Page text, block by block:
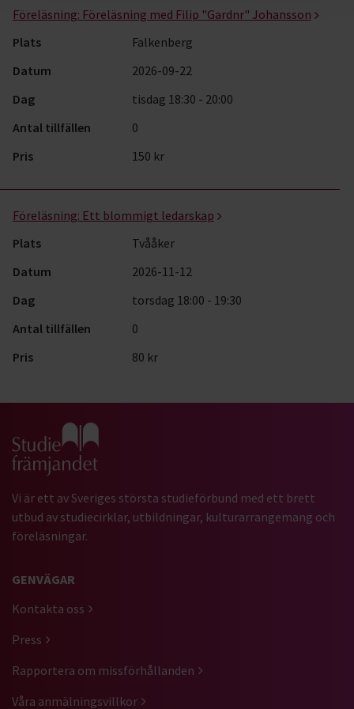
Föreläsning: Föreläsning med Filip "Gardnr" Johansson
Plats
Falkenberg
Datum
2026-09-22
Dag
tisdag 18:30 - 20:00
Antal tillfällen
0
Pris
150 kr
Föreläsning: Ett blommigt ledarskap
Plats
Tvååker
Datum
2026-11-12
Dag
torsdag 18:00 - 19:30
Antal tillfällen
0
Pris
80 kr
Gå till studiefrämjandets startsida
Vi är ett av Sveriges största studieförbund med ett brett
utbud av studiecirklar, utbildningar, kulturarrangemang och
föreläsningar.
GENVÄGAR
Kontakta oss
Press
Rapportera om missförhållanden
Våra anmälningsvillkor